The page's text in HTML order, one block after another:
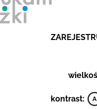
kontrast: